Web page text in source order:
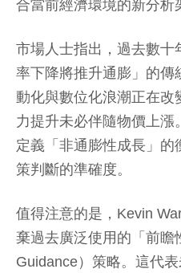
合當前經濟環境的新分析
市場人士指出，過去數十
率下降將推升通膨」的傳
動化與數位化浪潮正在改
力提升未必伴隨物價上
定義「非通膨性成長」的
策判斷的準確度。
值得注意的是，Kevin
棄過去廣泛使用的「前瞻
Guidance）策略。這代